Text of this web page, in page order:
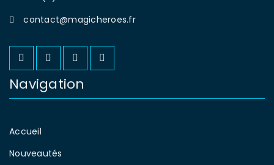
contact@magicheroes.fr
Navigation
Accueil
Nouveautés